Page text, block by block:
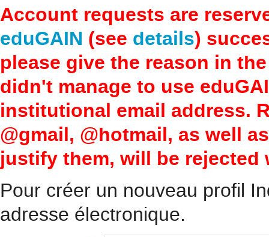
Account requests are
eduGAIN (see details)
please give the reason in
didn't manage to use
institutional email address.
@gmail, @hotmail, as well
justify them, will be
Pour créer un nouveau profil
adresse électronique.